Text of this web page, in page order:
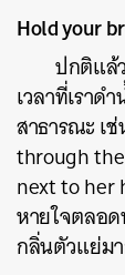
Hold your
ปกติแล้
เวลาที่เรา
สาธารณะ เ
through
next to her
หายใจตลอ
กลิ่นตัวแย่ม